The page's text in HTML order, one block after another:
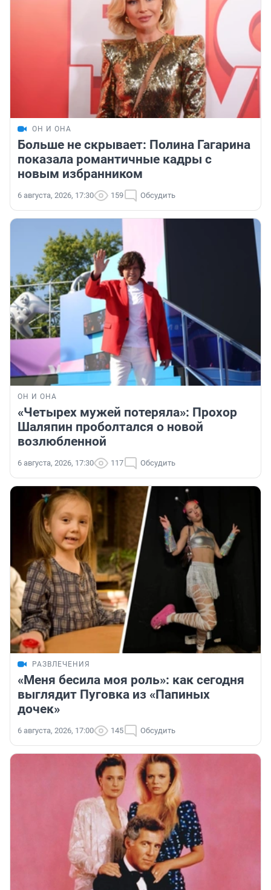
ОН И ОНА
Больше не скрывает: Полина Гагарина
показала романтичные кадры с
новым избранником
6 августа, 2026, 17:30 159 Обсудить
ОН И ОНА
«Четырех мужей потеряла»: Прохор
Шаляпин проболтался о новой
возлюбленной
6 августа, 2026, 17:30 117 Обсудить
РАЗВЛЕЧЕНИЯ
«Меня бесила моя роль»: как сегодня
выглядит Пуговка из «Папиных
дочек»
6 августа, 2026, 17:00 145 Обсудить